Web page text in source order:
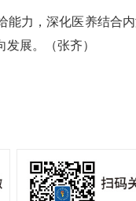
力，深化医养结合内
展。（张齐）